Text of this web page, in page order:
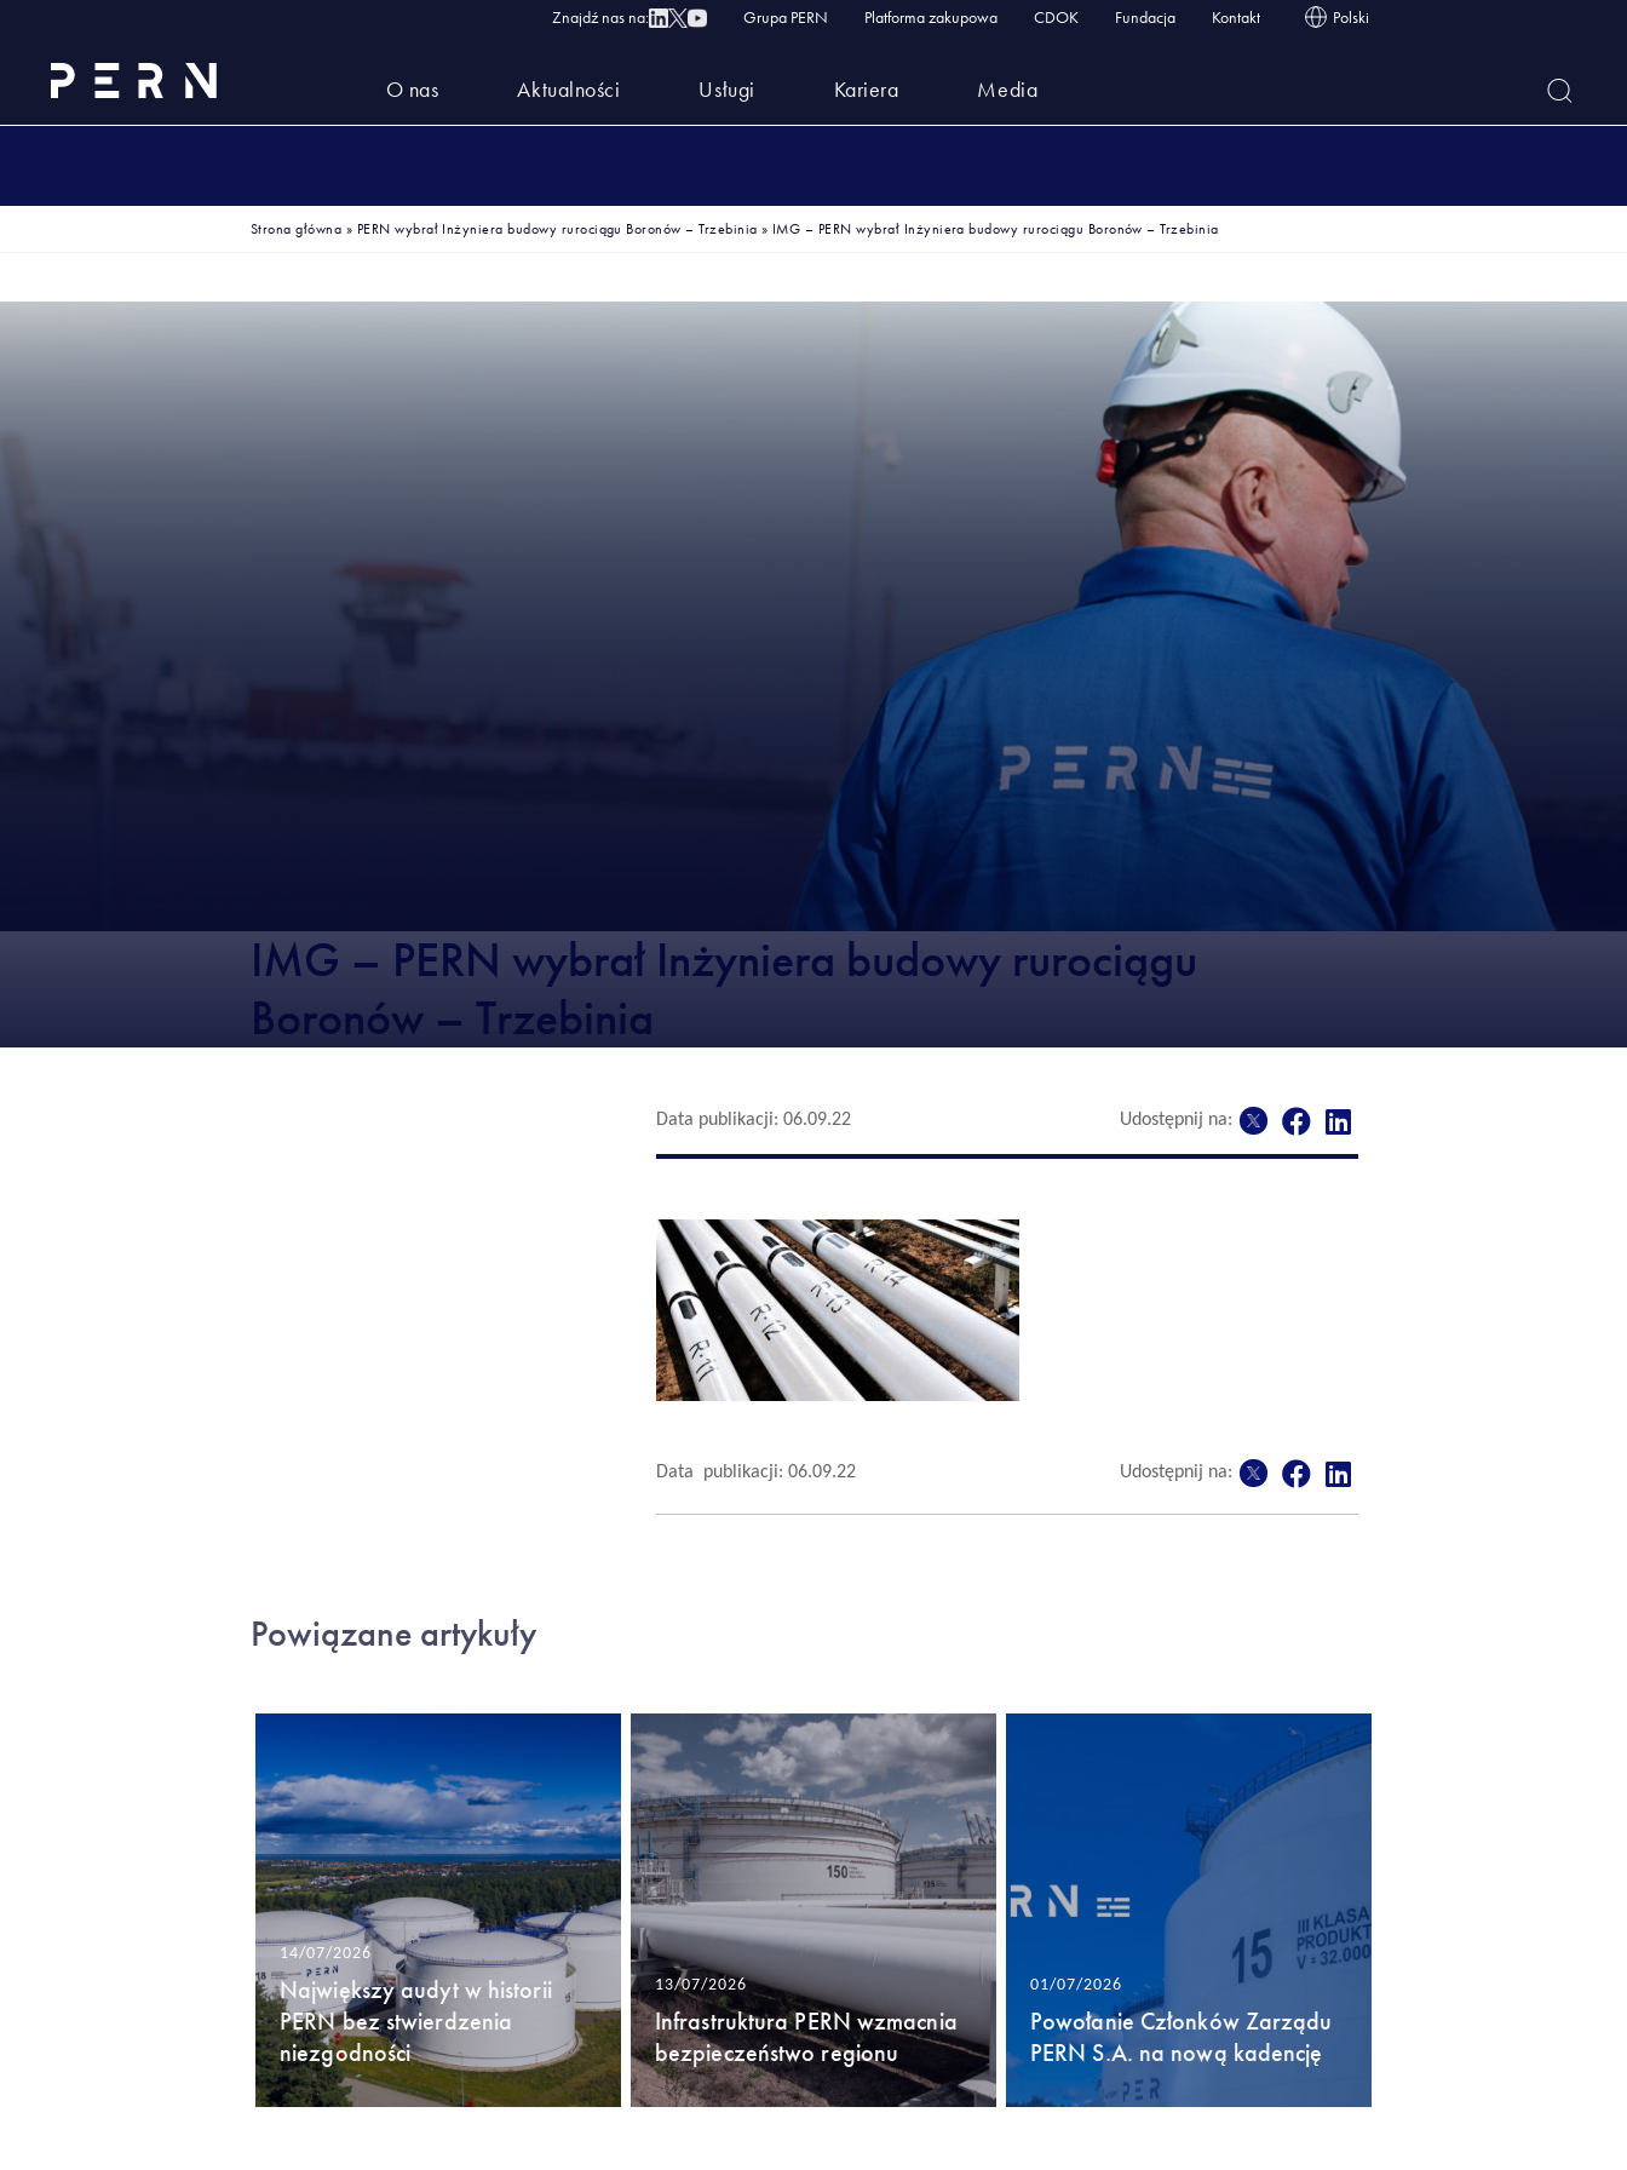
Znajdź nas na: Grupa PERN Platforma zakupowa CDOK Fundacja Kontakt Polski
O nas Aktualności Usługi Kariera Media
Strona główna » PERN wybrał Inżyniera budowy rurociągu Boronów – Trzebinia » IMG – PERN wybrał Inżyniera budowy rurociągu Boronów – Trzebinia
IMG – PERN wybrał Inżyniera budowy rurociągu
Boronów – Trzebinia
Data publikacji: 06.09.22 Udostępnij na:
Data publikacji: 06.09.22 Udostępnij na:
Powiązane artykuły
14/07/2026
Największy audyt w historii
PERN bez stwierdzenia
niezgodności
13/07/2026
Infrastruktura PERN wzmacnia
bezpieczeństwo regionu
01/07/2026
Powołanie Członków Zarządu
PERN S.A. na nową kadencję